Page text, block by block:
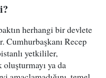
herhangi bir devlete
Cumhurbaşkanı Recep
yetkililer,
ya da